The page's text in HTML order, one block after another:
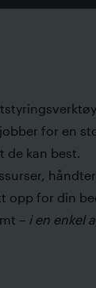
for en
de kan best.
for din
– i en enkel